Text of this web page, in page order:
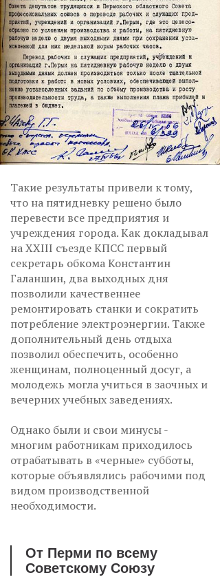
Такие результаты привели к тому,
что на пятидневку решено было
перевести все предприятия и
учреждения города. Как докладывал
на XXIII съезде КПСС первый
секретарь обкома Константин
Галаншин, два выходных дня
позволили качественнее
ремонтировать станки и сократить
потребление электроэнергии. Также
дополнительный день отдыха
позволил обеспечить, особенно
женщинам, полноценный досуг, а
молодежь могла учиться в заочных и
вечерних учебных заведениях.
Однако были и свои минусы -
многим работникам приходилось
отрабатывать в «черные» субботы,
которые объявлялись рабочими под
видом производственной
необходимости.
От Перми по всему
Советскому Союзу